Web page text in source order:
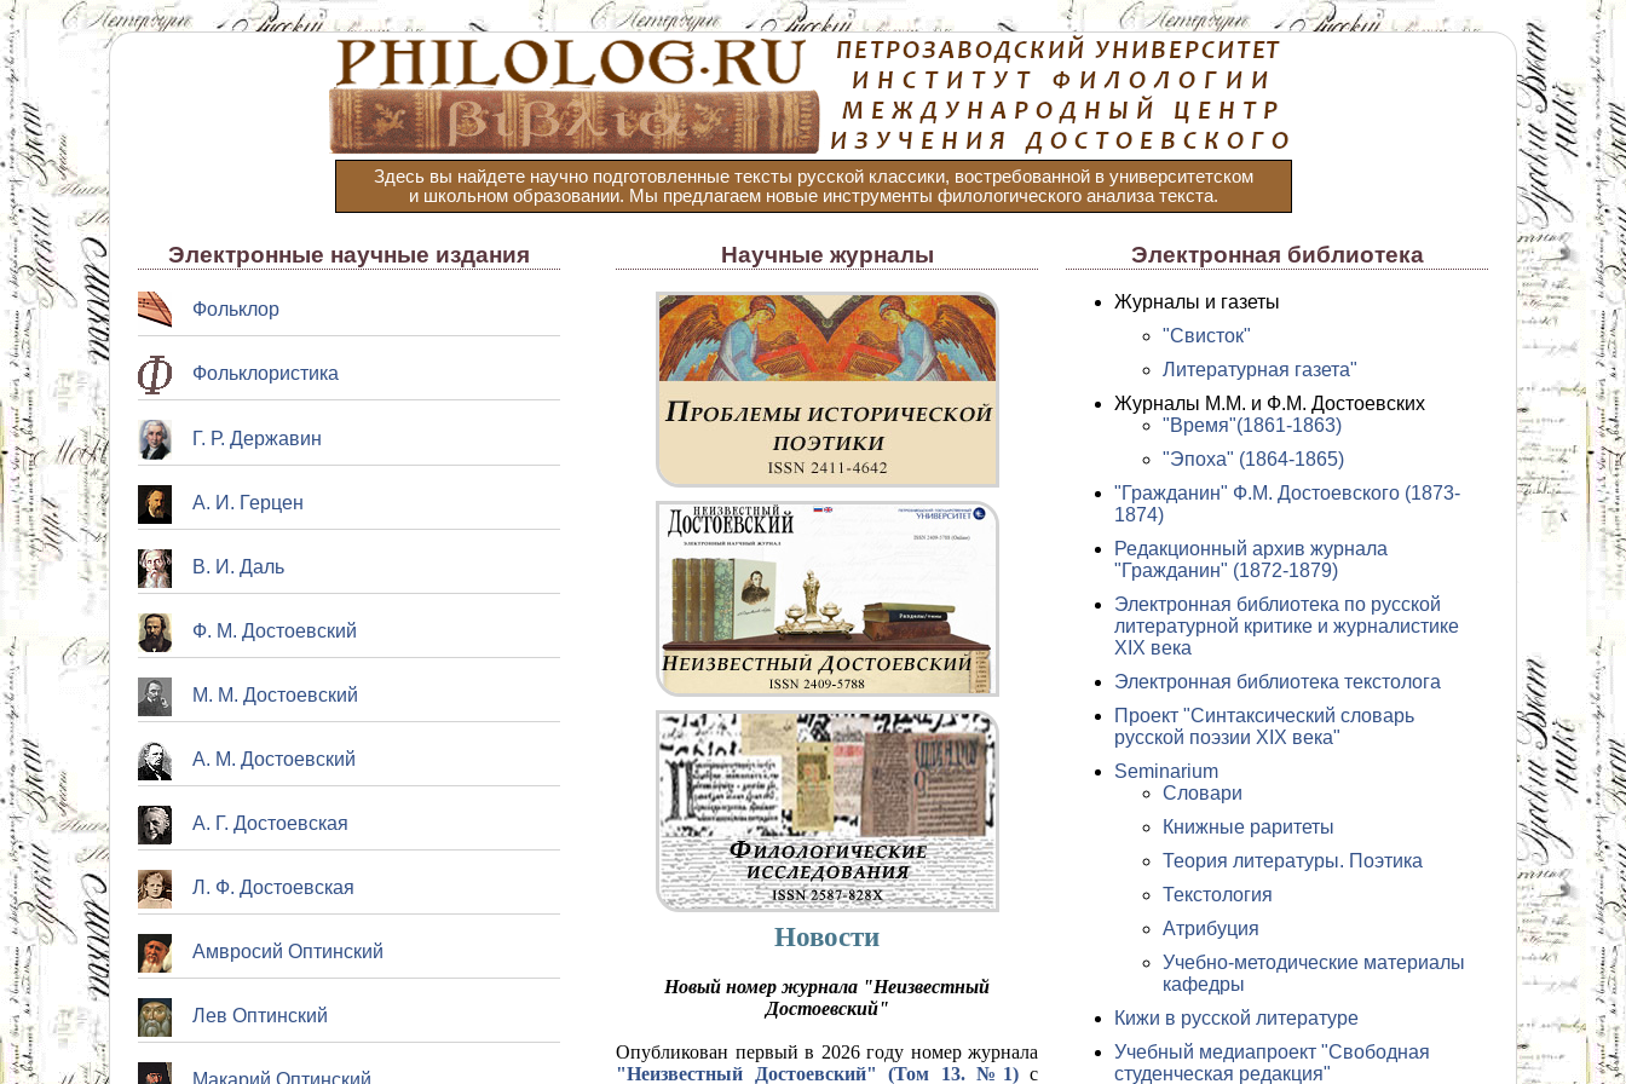
Здесь вы найдете научно подготовленные тексты русской классики, востребованной в университетском
и школьном образовании. Мы предлагаем новые инструменты филологического анализа текста.
Электронные научные издания
Фольклор
Фольклористика
Г. Р. Державин
А. И. Герцен
В. И. Даль
Ф. М. Достоевский
М. М. Достоевский
А. М. Достоевский
А. Г. Достоевская
Л. Ф. Достоевская
Амвросий Оптинский
Лев Оптинский
Макарий Оптинский
Научные журналы
Новости
Новый номер журнала "Неизвестный
Достоевский"
Опубликован первый в 2026 году номер журнала
"Неизвестный Достоевский" (Том 13. №1)с
Электронная библиотека
Журналы и газеты
"Свисток"
Литературная газета"
Журналы М.М. и Ф.М. Достоевских
"Время"(1861-1863)
"Эпоха" (1864-1865)
"Гражданин" Ф.М. Достоевского (1873-
1874)
Редакционный архив журнала
"Гражданин" (1872-1879)
Электронная библиотека по русской
литературной критике и журналистике
XIX века
Электронная библиотека текстолога
Проект "Синтаксический словарь
русской поэзии XIX века"
Seminarium
Словари
Книжные раритеты
Теория литературы. Поэтика
Текстология
Атрибуция
Учебно-методические материалы
кафедры
Кижи в русской литературе
Учебный медиапроект "Свободная
студенческая редакция"